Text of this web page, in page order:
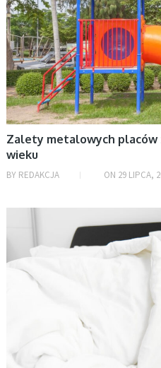
Zalety metalowych placów
wieku
BY REDAKCJA ON 29 LIPCA,